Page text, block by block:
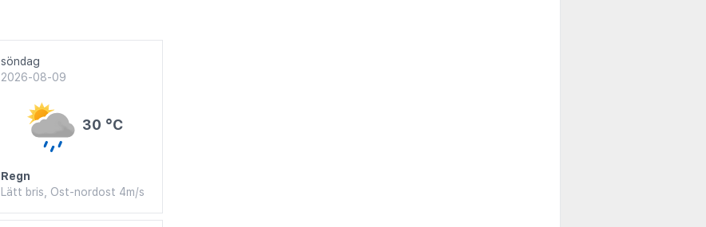
söndag
2026-08-09
30 °C
Regn
Lätt bris, Ost-nordost 4m/s